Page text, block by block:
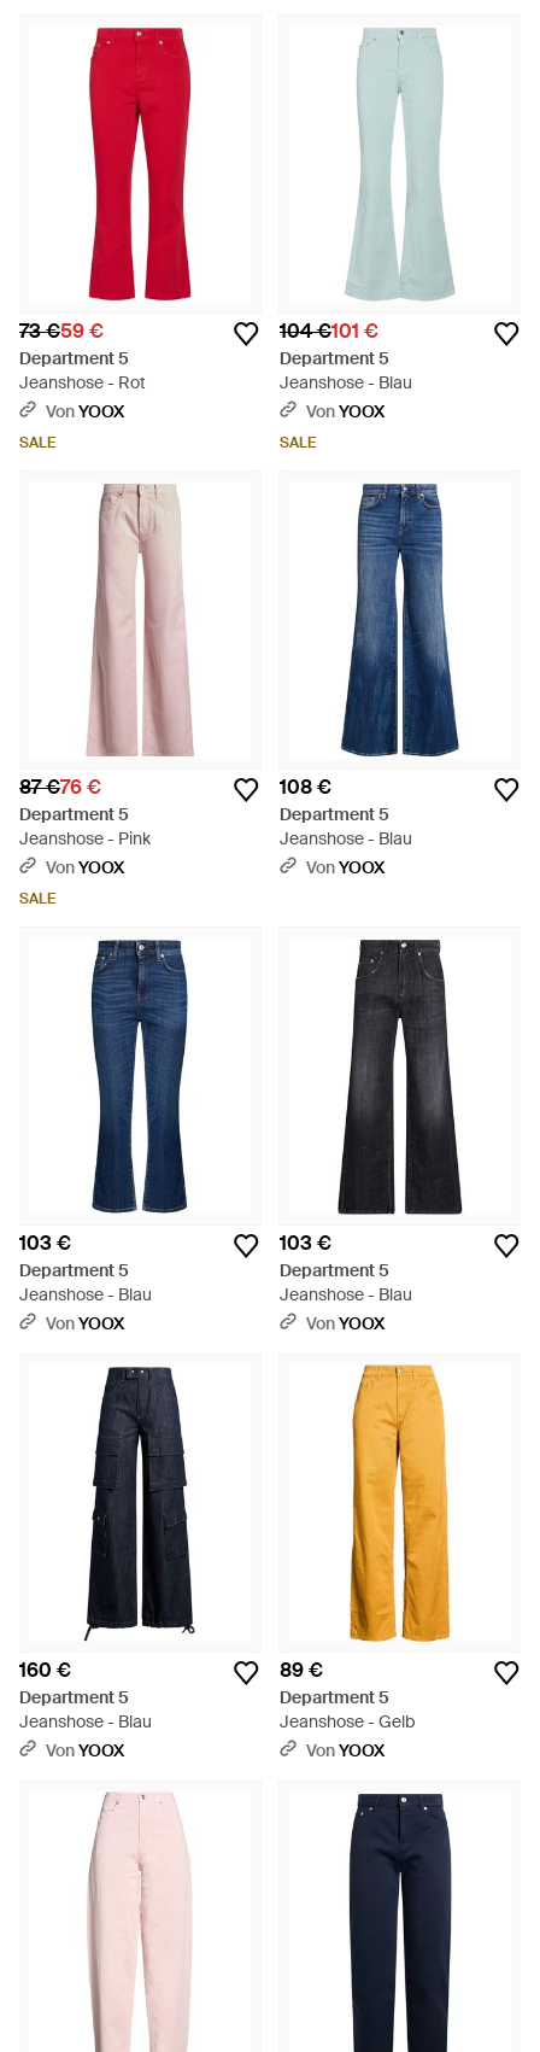
73 €59 €
Department 5
Jeanshose - Rot
VonYOOX
SALE
104 €101 €
Department 5
Jeanshose - Blau
VonYOOX
SALE
87 €76 €
Department 5
Jeanshose - Pink
VonYOOX
SALE
108 €
Department 5
Jeanshose - Blau
VonYOOX
103 €
Department 5
Jeanshose - Blau
VonYOOX
103 €
Department 5
Jeanshose - Blau
VonYOOX
160 €
Department 5
Jeanshose - Blau
VonYOOX
89 €
Department 5
Jeanshose - Gelb
VonYOOX